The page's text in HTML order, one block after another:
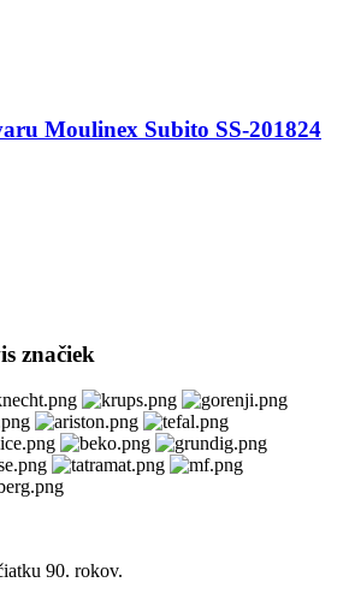
Moulinex Subito SS-201824
značiek
90. rokov.